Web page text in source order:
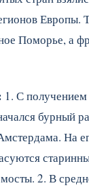
Европы.
Поморье, а
1. С
бурный
На
2. В